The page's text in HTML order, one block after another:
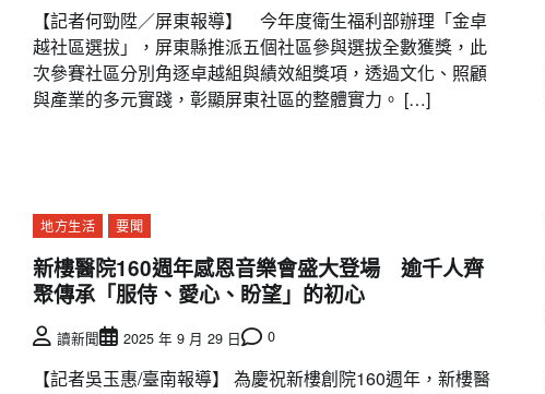
【記者何勁陞／屏東報導】 今年度衛生福利部辦理「金卓
越社區選拔」，屏東縣推派五個社區參與選拔全數獲獎，此
次參賽社區分別角逐卓越組與績效組獎項，透過文化、照顧
與產業的多元實踐，彰顯屏東社區的整體實力。 […]
地方生活 要聞
新樓醫院160週年感恩音樂會盛大登場 逾千人齊
聚傳承「服侍、愛心、盼望」的初心
讀新聞 2025 年 9 月 29 日 0
【記者吳玉惠/臺南報導】 為慶祝新樓創院160週年，新樓醫